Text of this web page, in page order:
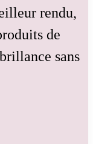
rendu,
de
sans